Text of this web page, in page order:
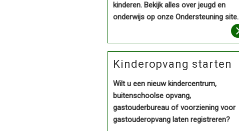
kinderen. Bekijk alles over jeugd en
onderwijs op onze Ondersteuning site.
Kinderopvang starten
Wilt u een nieuw kindercentrum,
buitenschoolse opvang,
gastouderbureau of voorziening voor
gastouderopvang laten registreren?